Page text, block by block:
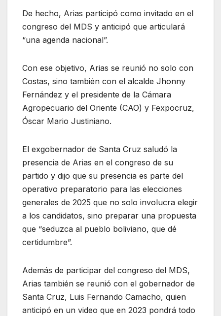
De hecho, Arias participó como invitado en el
congreso del MDS y anticipó que articulará
“una agenda nacional”.
Con ese objetivo, Arias se reunió no solo con
Costas, sino también con el alcalde Jhonny
Fernández y el presidente de la Cámara
Agropecuario del Oriente (CAO) y Fexpocruz,
Óscar Mario Justiniano.
El exgobernador de Santa Cruz saludó la
presencia de Arias en el congreso de su
partido y dijo que su presencia es parte del
operativo preparatorio para las elecciones
generales de 2025 que no solo involucra elegir
a los candidatos, sino preparar una propuesta
que “seduzca al pueblo boliviano, que dé
certidumbre”.
Además de participar del congreso del MDS,
Arias también se reunió con el gobernador de
Santa Cruz, Luis Fernando Camacho, quien
anticipó en un video que en 2023 pondrá todo